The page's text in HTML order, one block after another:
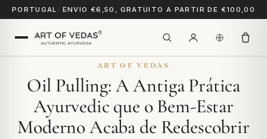
PORTUGAL: ENVIO €6,50, GRATUITO A PARTIR DE €100,00
ART OF VEDAS
Oil Pulling: A Antiga Prática
Ayurvedic que o Bem-Estar
Moderno Acaba de Redescobrir